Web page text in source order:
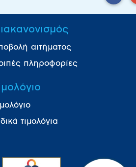
αιτήματος
πληροφορίες
τιμολόγια